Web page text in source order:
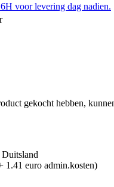
voor levering dag nadien.
gekocht hebben,
Duitsland
euro admin.kosten)